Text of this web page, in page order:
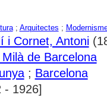
; Arquitectes ;
i Cornet, Antoni
de Barcelona
; Barcelona
- 1926]